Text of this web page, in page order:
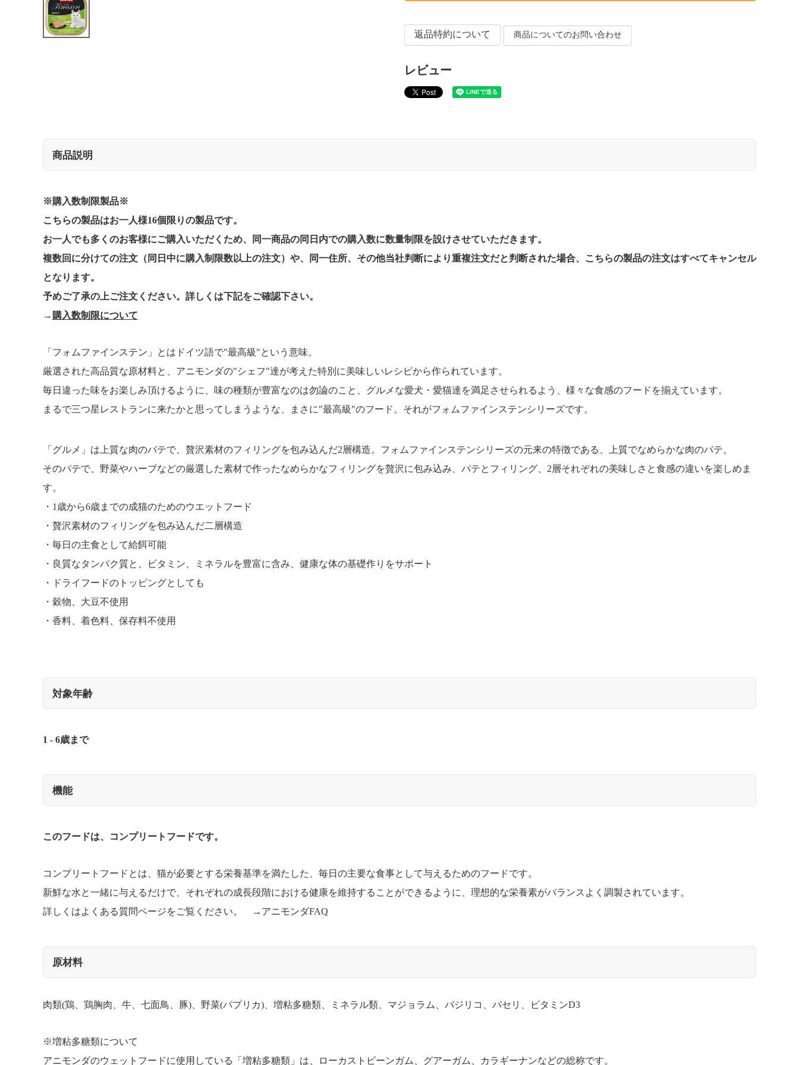
返品特約について 商品についてのお問い合わせ
レビュー
商品説明
※購入数制限製品※
こちらの製品はお一人様16個限りの製品です。
お一人でも多くのお客様にご購入いただくため、同一商品の同日内での購入数に数量制限を設けさせていただきます。
複数回に分けての注文（同日中に購入制限数以上の注文）や、同一住所、その他当社判断により重複注文だと判断された場合、こちらの製品の注文はすべてキャンセル
となります。
予めご了承の上ご注文ください。詳しくは下記をご確認下さい。
→ 購入数制限について
「フォムファインステン」とはドイツ語で"最高級"という意味。
厳選された高品質な原材料と、アニモンダの"シェフ"達が考えた特別に美味しいレシピから作られています。
毎日違った味をお楽しみ頂けるように、味の種類が豊富なのは勿論のこと、グルメな愛犬・愛猫達を満足させられるよう、様々な食感のフードを揃えています。
まるで三つ星レストランに来たかと思ってしまうような、まさに"最高級"のフード。それがフォムファインステンシリーズです。
「グルメ」は上質な肉のパテで、贅沢素材のフィリングを包み込んだ2層構造。フォムファインステンシリーズの元来の特徴である、上質でなめらかな肉のパテ。
そのパテで、野菜やハーブなどの厳選した素材で作ったなめらかなフィリングを贅沢に包み込み、パテとフィリング、2層それぞれの美味しさと食感の違いを楽しめま
す。
1歳から6歳までの成猫のためのウエットフード
贅沢素材のフィリングを包み込んだ二層構造
毎日の主食として給餌可能
良質なタンパク質と、ビタミン、ミネラルを豊富に含み、健康な体の基礎作りをサポート
ドライフードのトッピングとしても
穀物、大豆不使用
香料、着色料、保存料不使用
対象年齢
1 - 6歳まで
機能
このフードは、コンプリートフードです。
コンプリートフードとは、猫が必要とする栄養基準を満たした、毎日の主要な食事として与えるためのフードです。
新鮮な水と一緒に与えるだけで、それぞれの成長段階における健康を維持することができるように、理想的な栄養素がバランスよく調製されています。
詳しくはよくある質問ページをご覧ください。 → アニモンダFAQ
原材料
肉類(鶏、鶏胸肉、牛、七面鳥、豚)、野菜(パプリカ)、増粘多糖類、ミネラル類、マジョラム、バジリコ、パセリ、ビタミンD3
※増粘多糖類について
アニモンダのウェットフードに使用している「増粘多糖類」は、ローカストビーンガム、グアーガム、カラギーナンなどの総称です。